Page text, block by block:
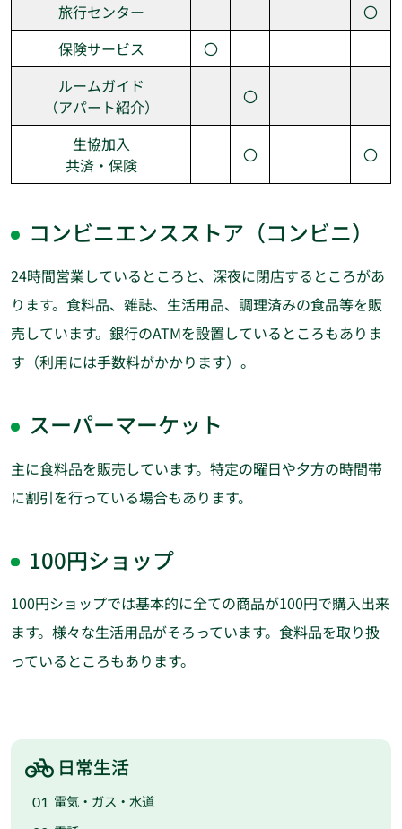
旅行センター
〇
保険サービス
〇
ルームガイド
（アパート紹介）
〇
生協加入
共済・保険
〇 〇
コンビニエンスストア（コンビニ）
24時間営業しているところと、深夜に閉店するところがあ
ります。食料品、雑誌、生活用品、調理済みの食品等を販
売しています。銀行のATMを設置しているところもありま
す（利用には手数料がかかります）。
スーパーマーケット
主に食料品を販売しています。特定の曜日や夕方の時間帯
に割引を行っている場合もあります。
100円ショップ
100円ショップでは基本的に全ての商品が100円で購入出来
ます。様々な生活用品がそろっています。食料品を取り扱
っているところもあります。
日常生活
電気・ガス・水道